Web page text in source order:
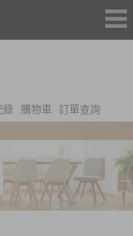
錄 購物車 訂單查詢